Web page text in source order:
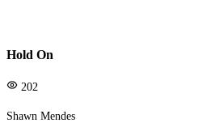
Hold On
202
Shawn Mendes